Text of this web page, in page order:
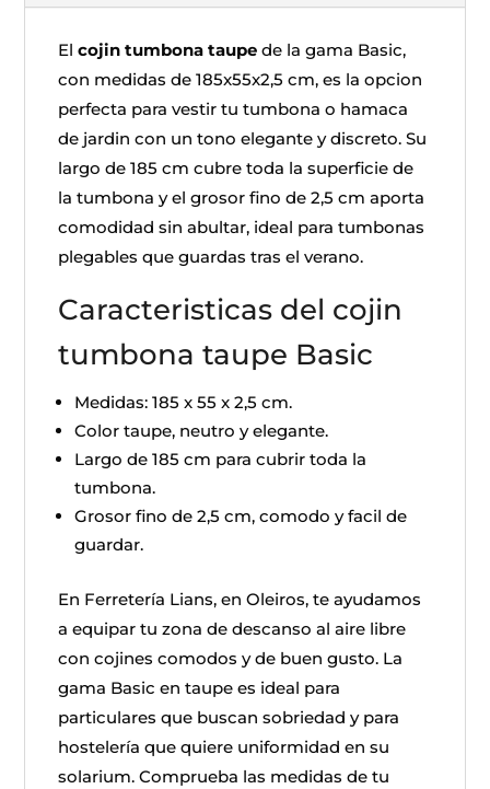
Elcojin tumbona taupe de la gama Basic,
con medidas de 185x55x2,5 cm, es la opcion
perfecta para vestir tu tumbona o hamaca
de jardin con un tono elegante y discreto. Su
largo de 185 cm cubre toda la superficie de
la tumbona y el grosor fino de 2,5 cm aporta
comodidad sin abultar, ideal para tumbonas
plegables que guardas tras el verano.
Caracteristicas del cojin
tumbona taupe Basic
Medidas: 185 x 55 x 2,5 cm.
Color taupe, neutro y elegante.
Largo de 185 cm para cubrir toda la
tumbona.
Grosor fino de 2,5 cm, comodo y facil de
guardar.
En Ferretería Lians, en Oleiros, te ayudamos
a equipar tu zona de descanso al aire libre
con cojines comodos y de buen gusto. La
gama Basic en taupe es ideal para
particulares que buscan sobriedad y para
hostelería que quiere uniformidad en su
solarium. Comprueba las medidas de tu